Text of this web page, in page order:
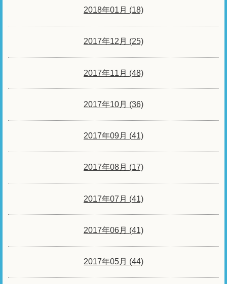
2018年01月 (18)
2017年12月 (25)
2017年11月 (48)
2017年10月 (36)
2017年09月 (41)
2017年08月 (17)
2017年07月 (41)
2017年06月 (41)
2017年05月 (44)